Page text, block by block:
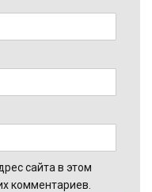
сайта в этом
комментариев.